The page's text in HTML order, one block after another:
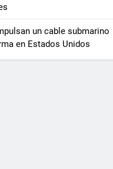
un cable submarino
en Estados Unidos